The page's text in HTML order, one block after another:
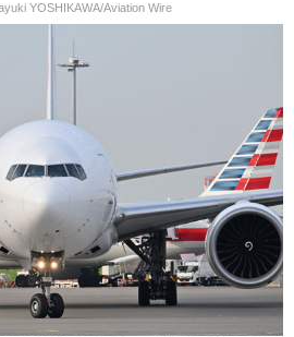
YOSHIKAWA/Aviation Wire